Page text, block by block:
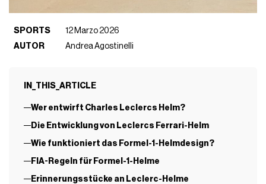
SPORTS
12 Marzo 2026
AUTOR
Andrea Agostinelli
IN_THIS_ARTICLE
Wer entwirft Charles Leclercs Helm?
Die Entwicklung von Leclercs Ferrari-Helm
Wie funktioniert das Formel-1-Helmdesign?
FIA-Regeln für Formel-1-Helme
Erinnerungsstücke an Leclerc-Helme